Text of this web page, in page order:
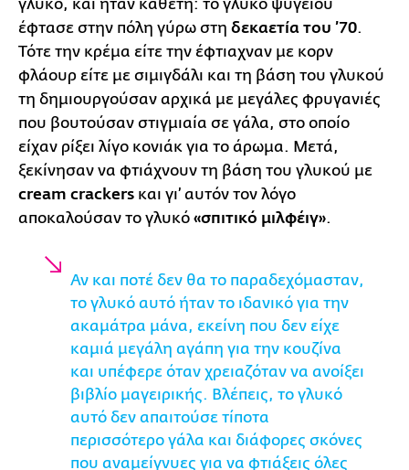
γλυκό, και ήταν κάθετη: το γλυκό ψυγείου
έφτασε στην πόλη γύρω στη δεκαετία του ’70.
Τότε την κρέμα είτε την έφτιαχναν με κορν
φλάουρ είτε με σιμιγδάλι και τη βάση του γλυκού
τη δημιουργούσαν αρχικά με μεγάλες φρυγανιές
που βουτούσαν στιγμιαία σε γάλα, στο οποίο
είχαν ρίξει λίγο κονιάκ για το άρωμα. Μετά,
ξεκίνησαν να φτιάχνουν τη βάση του γλυκού με
cream crackers και γι’ αυτόν τον λόγο
αποκαλούσαν το γλυκό «σπιτικό μιλφέιγ».
Αν και ποτέ δεν θα το παραδεχόμασταν,
το γλυκό αυτό ήταν το ιδανικό για την
ακαμάτρα μάνα, εκείνη που δεν είχε
καμιά μεγάλη αγάπη για την κουζίνα
και υπέφερε όταν χρειαζόταν να ανοίξει
βιβλίο μαγειρικής. Βλέπεις, το γλυκό
αυτό δεν απαιτούσε τίποτα
περισσότερο γάλα και διάφορες σκόνες
που αναμείγνυες για να φτιάξεις όλες